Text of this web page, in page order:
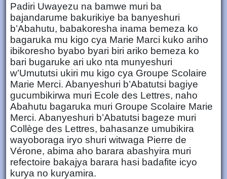
Padiri Uwayezu na bamwe muri ba
bajandarume bakurikiye ba banyeshuri
b’Abahutu, babakoresha inama bemeza ko
bagaruka mu kigo cya Marie Marci kuko ariho
ibikoresho byabo byari biri ariko bemeza ko
bari bugaruke ari uko nta munyeshuri
w’Umututsi ukiri mu kigo cya Groupe Scolaire
Marie Merci. Abanyeshuri b’Abatutsi bagiye
gucumbikirwa muri Ecole des Lettres, naho
Abahutu bagaruka muri Groupe Scolaire Marie
Merci. Abanyeshuri b’Abatutsi bageze muri
Collège des Lettres, bahasanze umubikira
wayoboraga iryo shuri witwaga Pierre de
Vérone, abima aho barara abashyira muri
refectoire bakajya barara hasi badafite icyo
kurya no kuryamira.